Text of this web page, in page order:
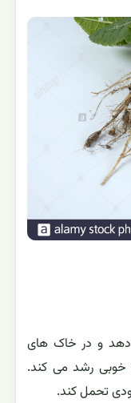
دهد و در خاک های
خوبی رشد می کند.
تحمل کند.